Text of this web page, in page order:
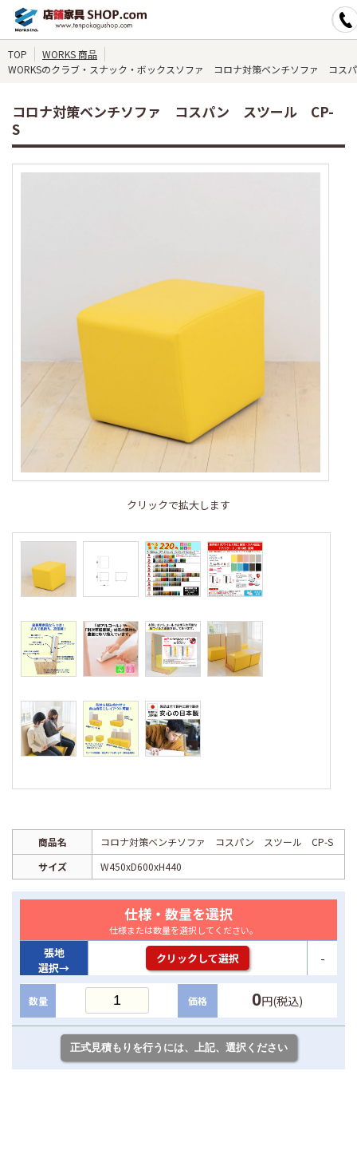
TOP
WORKS 商品
WORKSのクラブ・スナック・ボックスソファ コロナ対策ベンチソファ コ
コロナ対策ベンチソファ コスパン スツール CP-
S
クリックで拡大します
商品名
コロナ対策ベンチソファ コスパン スツール CP-S
サイズ
W450xD600xH440
仕様・数量を選択
仕様または数量を選択してください。
張地
選択→
クリックして選択 -
数量 価格 0円(税込)